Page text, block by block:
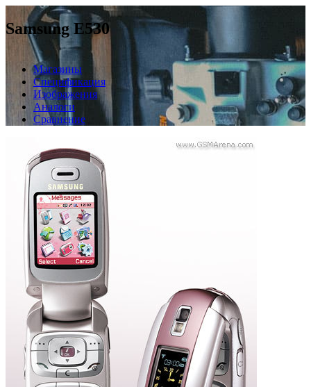
Samsung E530
Магазины
Спецификация
Изображения
Аналоги
Сравнение